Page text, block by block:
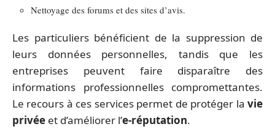
Nettoyage des forums et des sites d’avis.
Les particuliers bénéficient de la suppression de
leurs données personnelles, tandis que les
entreprises peuvent faire disparaître des
informations professionnelles compromettantes.
Le recours à ces services permet de protéger la vie
privée et d’améliorer l’e-réputation.